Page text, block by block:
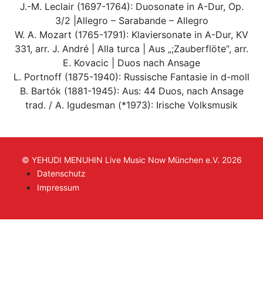
J.-M. Leclair (1697-1764): Duosonate in A-Dur, Op.
3/2 |Allegro – Sarabande – Allegro
W. A. Mozart (1765-1791): Klaviersonate in A-Dur, KV
331, arr. J. André | Alla turca | Aus „;Zauberflöte“, arr.
E. Kovacic | Duos nach Ansage
L. Portnoff (1875-1940): Russische Fantasie in d-moll
B. Bartók (1881-1945): Aus: 44 Duos, nach Ansage
trad. / A. Igudesman (*1973): Irische Volksmusik
© YEHUDI MENUHIN Live Music Now München e.V. 2026
Datenschutz
Impressum